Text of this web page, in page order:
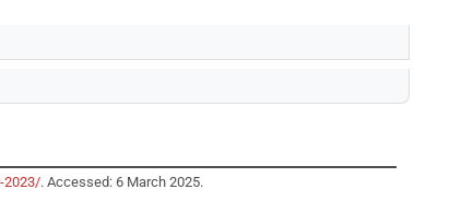
2023/. Accessed: 6 March 2025.